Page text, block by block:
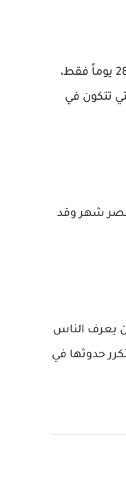
أما سبب إختيار شهر فبراير لإضافة يوم في السنوات الكبيسة يرجع لأنه أقصر شهر يتكون من 28 يوماً فقط،
تتكون في
أقصر شهر وقد
يعرف الناس
جدير بالذكر أن آخر سنه كبيسة كانت 2020 وسوف يتكرر حدوثها في